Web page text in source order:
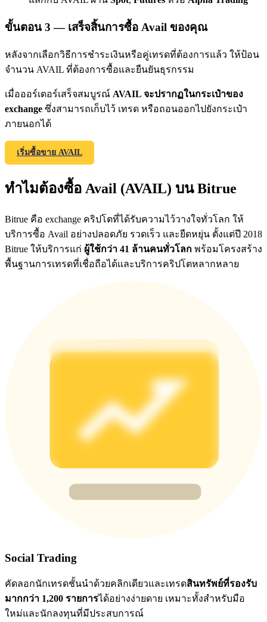
BTC Welcome Rewards
Deposit & Trade BTC to Share 25000 USDT prize pool!
Deposit CASHCAT & Win
Share 500000 CASHCAT prize pool
Exclusive for BitMart Users
Register & Trade to Win 500,000 USDT
Precious Metals Trading Carnival
Trade Gold & Silver · 33,333 USDT Bonus
BTC New User Exclusive: 6.5% APR
BTC Flexible Staking | Daily Rewards
เข้าสู่ระบบ ลงชื่อ
ขั้นตอน 3 — เสร็จสิ้นการซื้อ Avail ของคุณ
หลังจากเลือกวิธีการชำระเงินหรือคู่เทรดที่ต้องการแล้ว ให้ป้อน
จำนวน AVAIL ที่ต้องการซื้อและยืนยันธุรกรรม
เมื่อออร์เดอร์เสร็จสมบูรณ์ AVAIL จะปรากฏในกระเป๋าของ
exchange ซึ่งสามารถเก็บไว้ เทรด หรือถอนออกไปยังกระเป๋า
ภายนอกได้
เริ่มซื้อขาย AVAIL
ทำไมต้องซื้อ Avail (AVAIL) บน Bitrue
Bitrue คือ exchange คริปโตที่ได้รับความไว้วางใจทั่วโลก ให้
บริการซื้อ Avail อย่างปลอดภัย รวดเร็ว และยืดหยุ่น ตั้งแต่ปี 2018
Bitrue ให้บริการแก่ ผู้ใช้กว่า 41 ล้านคนทั่วโลก พร้อมโครงสร้าง
พื้นฐานการเทรดที่เชื่อถือได้และบริการคริปโตหลากหลาย
Social Trading
คัดลอกนักเทรดชั้นนำด้วยคลิกเดียวและเทรดสินทรัพย์ที่รองรับ
มากกว่า 1,200 รายการได้อย่างง่ายดาย เหมาะทั้งสำหรับมือ
ใหม่และนักลงทุนที่มีประสบการณ์